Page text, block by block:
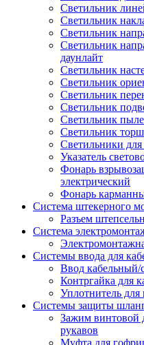
Светильник
Светильник
Светильник
Светильник
даунлайт
Светильник
Светильник
Светильник
Светильник
Светильник
Светильник
Светильники
Указатель
Фонарь
электрический
Фонарь
Система штекерного
Разъем
Система
Системы ввода для
Ввод кабельный/
Контргайка для
Уплотнитель для
Системы защиты
Зажим винтовой
рукавов
Муфта для